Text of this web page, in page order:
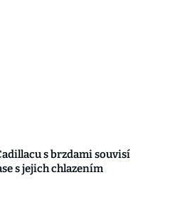
s brzdami souvisí
s jejich chlazením